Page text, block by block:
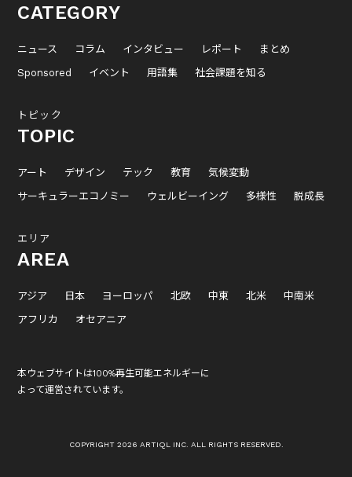
CATEGORY
ニュース コラム インタビュー レポート
まとめ
Sponsored
イベント 用語集 社会課題を知る
トピック
TOPIC
アート デザイン テック 教育
気候変動
サーキュラーエコノミー
ウェルビーイング 多様性 脱成長
エリア
AREA
アジア 日本 ヨーロッパ 北欧 中東 北米
中南米
アフリカ
オセアニア
本ウェブサイトは100%再生可能エネルギーに
よって運営されています。
COPYRIGHT 2026 ARTIQL INC. ALL RIGHTS RESERVED.